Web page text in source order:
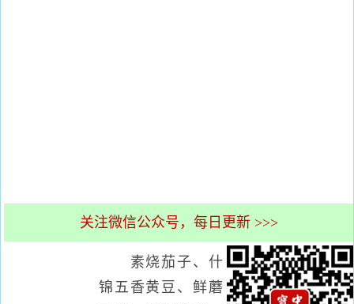
关注微信公众号，每日更新 >>>
素烧茄子、什
锦五香黄豆、鲜蘑